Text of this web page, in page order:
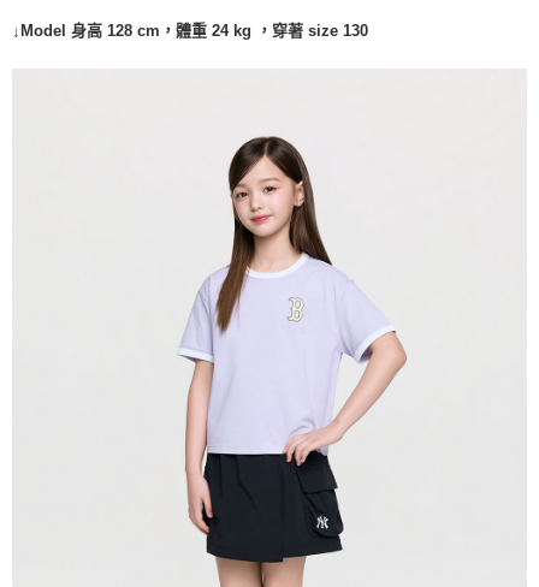
↓Model 身高 128 cm，體重 24 kg ，穿著 size 130